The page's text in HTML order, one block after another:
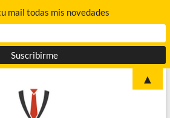
mail todas mis novedades
▲